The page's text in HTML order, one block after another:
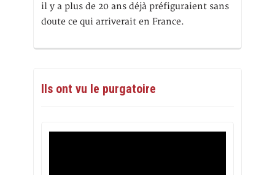
il y a plus de 20 ans déjà préfiguraient sans
doute ce qui arriverait en France.
Ils ont vu le purgatoire